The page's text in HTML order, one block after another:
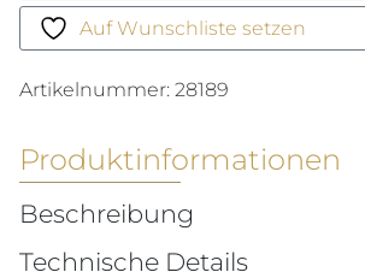
Classic
Menge
Auf Wunschliste setzen
Artikelnummer: 28189
Produktinformationen
Beschreibung
Technische Details